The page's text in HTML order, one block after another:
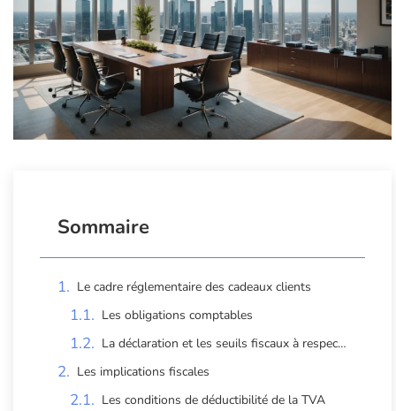
Sommaire
Le cadre réglementaire des cadeaux clients
Les obligations comptables
La déclaration et les seuils fiscaux à respecter
Les implications fiscales
Les conditions de déductibilité de la TVA